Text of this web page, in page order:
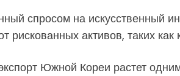
спросом на искусственный
рискованных активов, таких
Южной Кореи растет